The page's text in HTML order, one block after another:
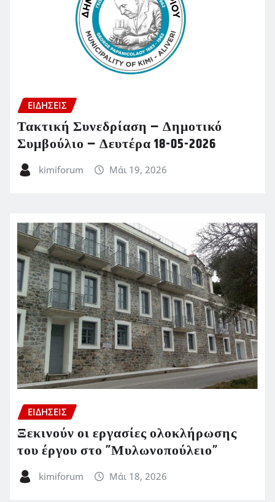
ΕΙΔΗΣΕΙΣ
Τακτική Συνεδρίαση – Δημοτικό
Συμβούλιο – Δευτέρα 18-05-2026
kimiforum Μάι 19, 2026
ΕΙΔΗΣΕΙΣ
Ξεκινούν οι εργασίες ολοκλήρωσης
του έργου στο ”Μυλωνοπούλειο”
kimiforum Μάι 18, 2026